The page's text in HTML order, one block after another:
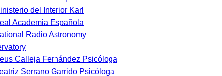
del Interior Karl
Academia Española
Radio Astronomy
Calleja Fernández Psicóloga
Serrano Garrido Psicóloga